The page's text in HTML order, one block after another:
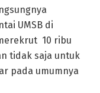
UMSB di
10 ribu
tidak saja untuk
pada umumnya